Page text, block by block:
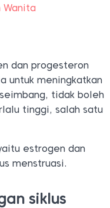
Wanita
dan progesteron
untuk meningkatkan
tidak boleh
tinggi, salah satu
estrogen dan
menstruasi.
siklus